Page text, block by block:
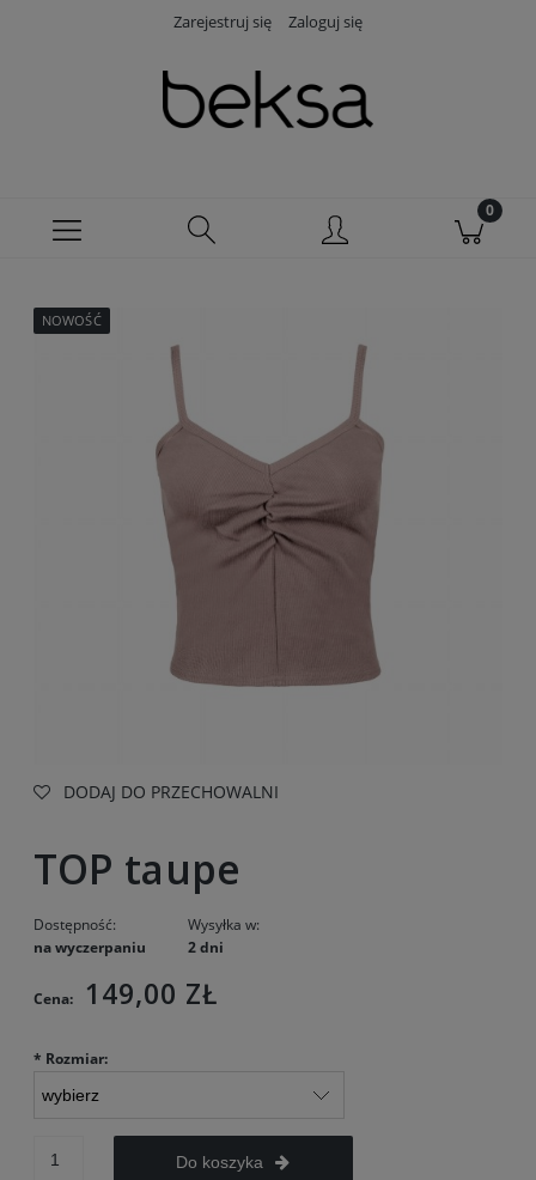
Zarejestruj się Zaloguj się
NOWOŚĆ
DODAJ DO PRZECHOWALNI
TOP taupe
Dostępność:
na wyczerpaniu
Wysyłka w:
2 dni
Cena: 149,00 ZŁ
* Rozmiar:
Do koszyka